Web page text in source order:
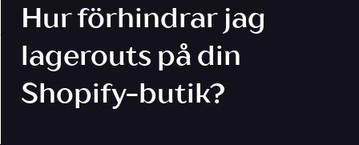
Hur förhindrar jag
lagerouts på din
Shopify-butik?